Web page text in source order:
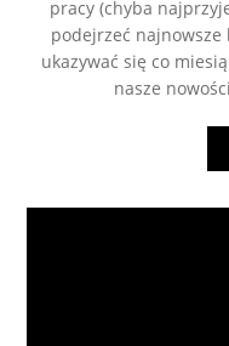
pracy (chyba
podejrzeć najnowsze
ukazywać się co
nasze